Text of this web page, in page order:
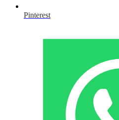
Pinterest